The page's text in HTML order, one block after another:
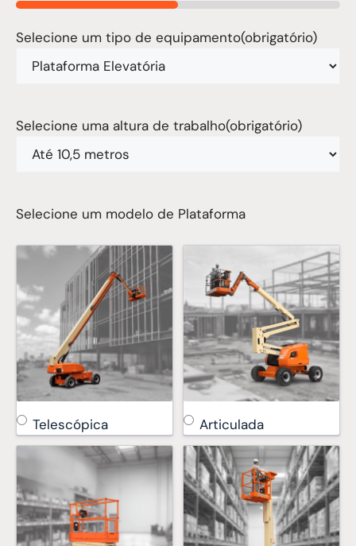
50%
Selecione um tipo de equipamento(obrigatório)
Selecione uma altura de trabalho(obrigatório)
Selecione um modelo de Plataforma
Telescópica Articulada